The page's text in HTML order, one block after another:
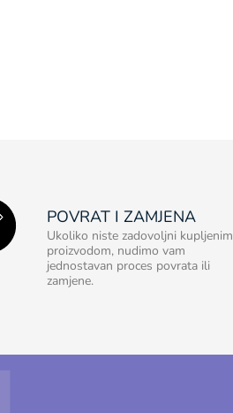
POVRAT I ZAMJENA
Ukoliko niste zadovoljni kupljenim
proizvodom, nudimo vam
jednostavan proces povrata ili
zamjene.